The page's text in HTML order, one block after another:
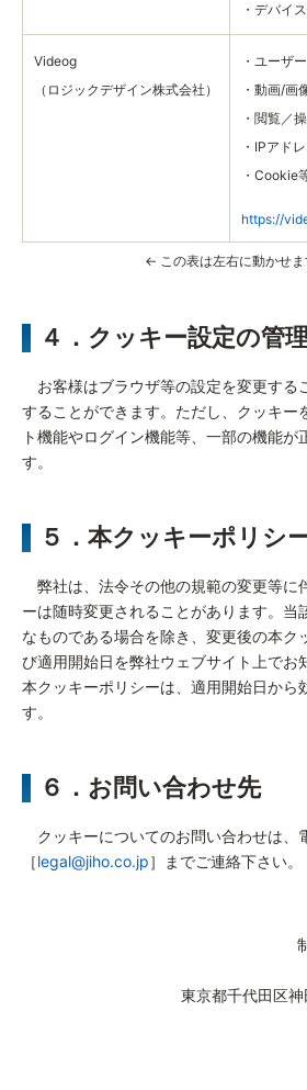
・デバイ
Videog
（ロジックデザイン株式会社）
・ユーザ
・動画/画
・閲覧／
・IPアド
・Cookie
https://
４．クッキー設定の管理
お客様はブラウザ等の設定を変更する
することができます。ただし、クッキー
ト機能やログイン機能等、一部の機能が
す。
５．本クッキーポリシ
弊社は、法令その他の規範の変更等に
ーは随時変更されることがあります。当
なものである場合を除き、変更後の本ク
び適用開始日を弊社ウェブサイト上でお
本クッキーポリシーは、適用開始日から
す。
６．お問い合わせ先
クッキーについてのお問い合わせは、
［legal@jiho.co.jp］までご連絡下さい。
東京都千代田区